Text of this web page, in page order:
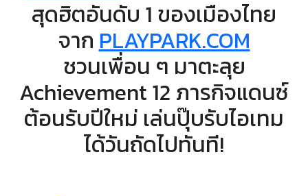
สุดฮิตอันดับ 1 ของเมืองไทย
จากPLAYPARK.COM
ชวนเพื่อน ๆ มาตะลุย
Achievement 12 ภารกิจแดนซ์
ต้อนรับปีใหม่ เล่นปุ๊บรับไอเทม
ได้วันถัดไปทันที!